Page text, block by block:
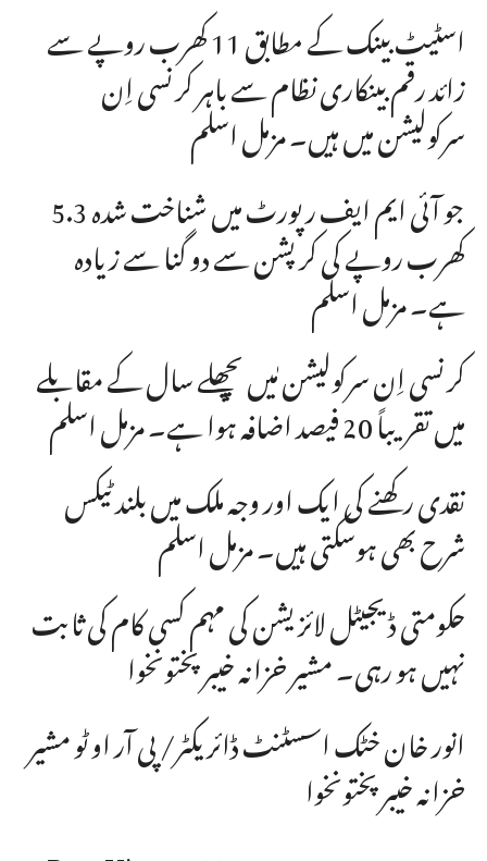
اسٹیٹ بینک کے مطابق 11 کھرب روپے سے
زائد رقم بینکاری نظام سے باہر کرنسی اِن
سرکولیشن میں ہیں۔ مزمل اسلم
جو آئی ایم ایف رپورٹ میں شناخت شدہ 5.3
کھرب روپے کی کرپشن سے دو گنا سے زیادہ
ہے۔ مزمل اسلم
کرنسی اِن سرکولیشن مٰیں پچھلے سال کے مقابلے
میں تقریباً 20 فیصد اضافہ ہوا ہے۔ مزمل اسلم
نقدی رکھنے کی ایک اور وجہ ملک میں بلند ٹیکس
شرح بھی ہوسکتی ہیں۔ مزمل اسلم
حکومتی ڈیجیٹل لائزیشن کی مہم کسی کام کی ثابت
نہیں ہو رہی۔ مشیر خزانہ خیبرپختونخوا
انور خان خٹک اسسٹنٹ ڈائریکٹر/ پی آر او ٹو مشیر
خزانہ خیبرپختونخوا